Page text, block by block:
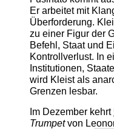
Er arbeitet mit
Überforderung.
zu einer Figur der
Befehl, Staat und
Kontrollverlust. In
Institutionen,
wird Kleist als
Grenzen lesbar.
Im Dezember kehrt
Trumpetvon